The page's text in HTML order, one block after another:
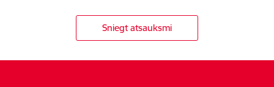
Sniegt atsauksmi